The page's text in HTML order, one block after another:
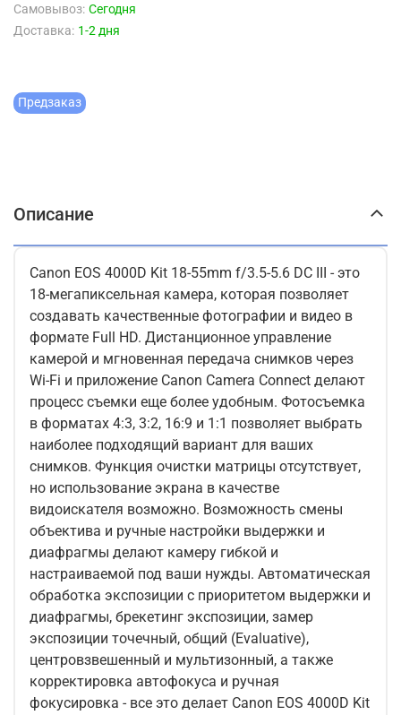
Предзаказ
Самовывоз: Сегодня
Доставка: 1-2 дня
Описание
Canon EOS 4000D Kit 18-55mm f/3.5-5.6 DC III - это
18-мегапиксельная камера, которая позволяет
создавать качественные фотографии и видео в
формате Full HD. Дистанционное управление
камерой и мгновенная передача снимков через
Wi-Fi и приложение Canon Camera Connect делают
процесс съемки еще более удобным. Фотосъемка
в форматах 4:3, 3:2, 16:9 и 1:1 позволяет выбрать
наиболее подходящий вариант для ваших
снимков. Функция очистки матрицы отсутствует,
но использование экрана в качестве
видоискателя возможно. Возможность смены
объектива и ручные настройки выдержки и
диафрагмы делают камеру гибкой и
настраиваемой под ваши нужды. Автоматическая
обработка экспозиции с приоритетом выдержки и
диафрагмы, брекетинг экспозиции, замер
экспозиции точечный, общий (Evaluative),
центровзвешенный и мультизонный, а также
корректировка автофокуса и ручная
фокусировка - все это делает Canon EOS 4000D Kit